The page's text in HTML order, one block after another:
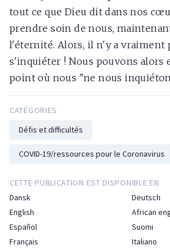
tout ce que Dieu dit dans nos
prendre soin de nous,
l'éternité. Alors, il n'y a vraiment
s'inquiéter ! Nous pouvons alors
point où nous "ne nous
CATÉGORIES
Défis et difficultés
COVID-19/ressources pour le Coronavirus
CETTE PUBLICATION EST DISPONIBLE EN
Dansk
Deutsch
English
African
Español
Suomi
Français
Italiano